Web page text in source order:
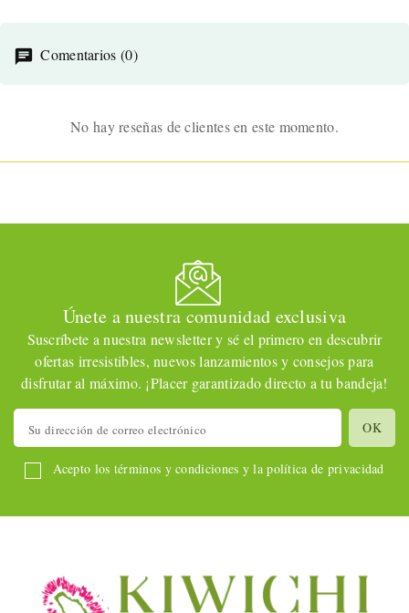
Comentarios (0)
No hay reseñas de clientes en este momento.
Únete a nuestra comunidad exclusiva
Suscríbete a nuestra newsletter y sé el primero en descubrir
ofertas irresistibles, nuevos lanzamientos y consejos para
disfrutar al máximo. ¡Placer garantizado directo a tu bandeja!
Acepto los términos y condiciones y la política de privacidad